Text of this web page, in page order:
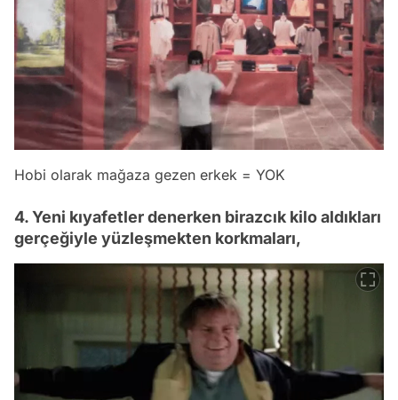
Hobi olarak mağaza gezen erkek = YOK
4. Yeni kıyafetler denerken birazcık kilo aldıkları
gerçeğiyle yüzleşmekten korkmaları,